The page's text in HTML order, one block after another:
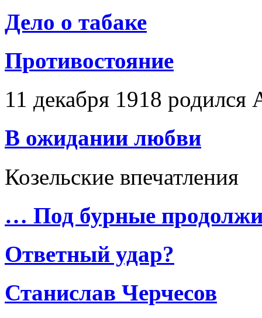
Дело о табаке
Противостояние
11 декабря 1918
В ожидании любви
Козельские впечатления
… Под бурные
Ответный удар?
Станислав Черчесов